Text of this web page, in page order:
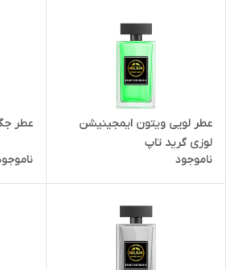
عطر لویی ویتون ایمجینیشن
لوزی گرید تاپ
ناموجود
عطر